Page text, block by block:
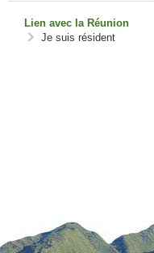
Lien avec la Réunion
Je suis résident